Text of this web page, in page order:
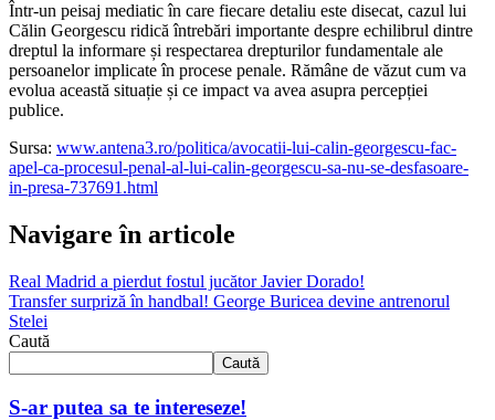
Într-un peisaj mediatic în care fiecare detaliu este disecat, cazul lui
Călin Georgescu ridică întrebări importante despre echilibrul dintre
dreptul la informare și respectarea drepturilor fundamentale ale
persoanelor implicate în procese penale. Rămâne de văzut cum va
evolua această situație și ce impact va avea asupra percepției
publice.
Sursa: www.antena3.ro/politica/avocatii-lui-calin-georgescu-fac-
apel-ca-procesul-penal-al-lui-calin-georgescu-sa-nu-se-desfasoare-
in-presa-737691.html
Navigare în articole
Real Madrid a pierdut fostul jucător Javier Dorado!
Transfer surpriză în handbal! George Buricea devine antrenorul
Stelei
Caută
Caută
S-ar putea sa te intereseze!